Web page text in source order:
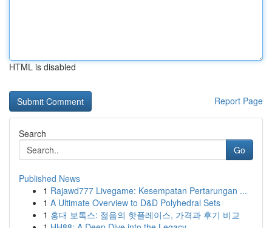
HTML is disabled
Report Page
Search
Go
Published News
1 Rajawd777 Livegame: Kesempatan Pertarungan ...
1 A Ultimate Overview to D&D Polyhedral Sets
1 홍대 보톡스: 젊음의 핫플레이스, 가격과 후기 비교